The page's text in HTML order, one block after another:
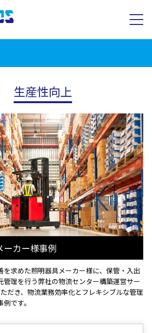
生産性向上
ーカー様事例
を求めた照明器具メーカー様に、保管・入出
管理を行う弊社の物流センター構築運営サー
だき、物流業務効率化とフレキシブルな管理
です。